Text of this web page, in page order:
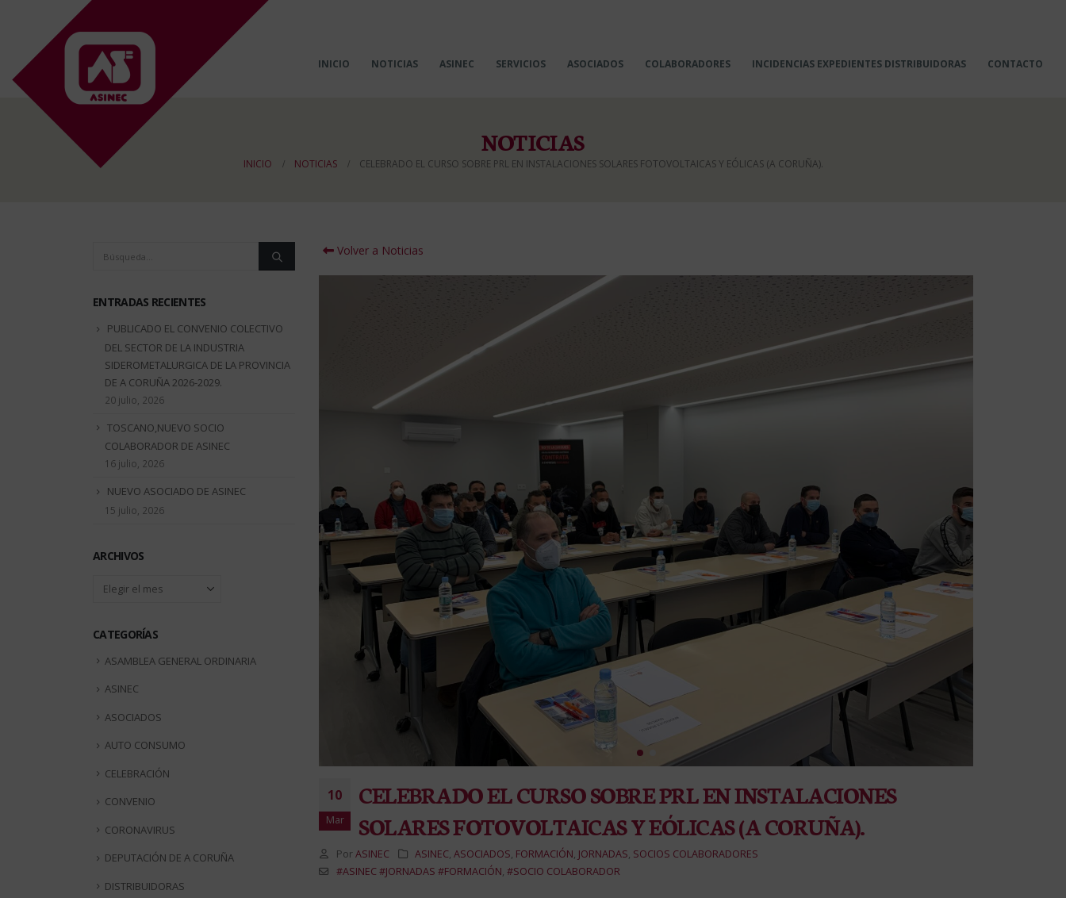
INICIO NOTICIAS ASINEC SERVICIOS ASOCIADOS COLABORADORES INCIDENCIAS EXPEDIENTES DISTRIBUIDORAS CONTACTO
NOTICIAS
INICIO NOTICIAS CELEBRADO EL CURSO SOBRE PRL EN INSTALACIONES SOLARES FOTOVOLTAICAS Y EÓLICAS (A CORUÑA).
Volver a Noticias
10
Mar
CELEBRADO EL CURSO SOBRE PRL EN INSTALACIONES
SOLARES FOTOVOLTAICAS Y EÓLICAS (A CORUÑA).
Por ASINEC ASINEC,ASOCIADOS, FORMACIÓN, JORNADAS, SOCIOS COLABORADORES
#ASINEC #JORNADAS #FORMACIÓN, #SOCIO COLABORADOR
ENTRADAS RECIENTES
PUBLICADO EL CONVENIO COLECTIVO
DEL SECTOR DE LA INDUSTRIA
SIDEROMETALURGICA DE LA PROVINCIA
DE A CORUÑA 2026-2029.
20 julio, 2026
TOSCANO,NUEVO SOCIO
COLABORADOR DE ASINEC
16 julio, 2026
NUEVO ASOCIADO DE ASINEC
15 julio, 2026
ARCHIVOS
Archivos
CATEGORÍAS
ASAMBLEA GENERAL ORDINARIA
ASINEC
ASOCIADOS
AUTO CONSUMO
CELEBRACIÓN
CONVENIO
CORONAVIRUS
DEPUTACIÓN DE A CORUÑA
DISTRIBUIDORAS